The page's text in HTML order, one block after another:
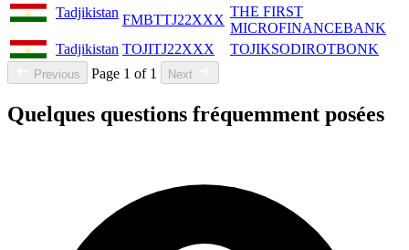
Tadjikistan FMBTTJ22XXX
THE FIRST
MICROFINANCEBANK
Tadjikistan TOJITJ22XXX TOJIKSODIROTBONK
Previous Page 1 of 1 Next
Quelques questions fréquemment posées